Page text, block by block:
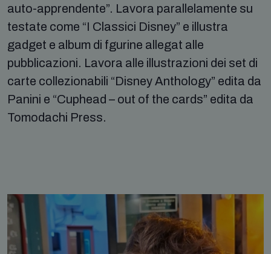
auto-apprendente”. Lavora parallelamente su
testate come “I Classici Disney” e illustra
gadget e album di fgurine allegat alle
pubblicazioni. Lavora alle illustrazioni dei set di
carte collezionabili “Disney Anthology” edita da
Panini e “Cuphead – out of the cards” edita da
Tomodachi Press.